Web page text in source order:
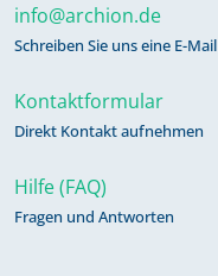
info@archion.de
Schreiben Sie uns eine E-Mail
Kontaktformular
Direkt Kontakt aufnehmen
Hilfe (FAQ)
Fragen und Antworten